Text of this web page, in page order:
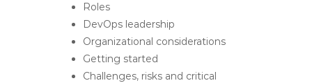
Roles
DevOps leadership
Organizational considerations
Getting started
Challenges, risks and critical